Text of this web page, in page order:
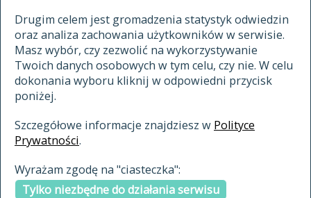
Drugim celem jest gromadzenia statystyk odwiedzin
oraz analiza zachowania użytkowników w serwisie.
Masz wybór, czy zezwolić na wykorzystywanie
Twoich danych osobowych w tym celu, czy nie. W celu
dokonania wyboru kliknij w odpowiedni przycisk
poniżej.
Szczegółowe informacje znajdziesz w Polityce
Prywatności.
Wyrażam zgodę na "ciasteczka":
Tylko niezbędne do działania serwisu
materiały archiwalne
cytowanie
kontakt
indeksie